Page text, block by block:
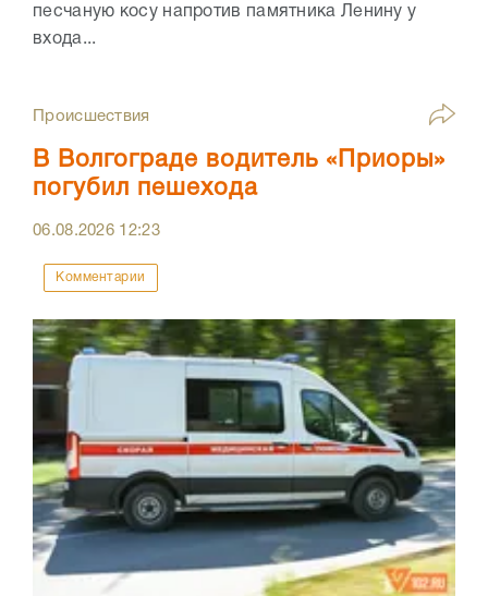
песчаную косу напротив памятника Ленину у
входа...
Происшествия
В Волгограде водитель «Приоры»
погубил пешехода
06.08.2026 12:23
Комментарии